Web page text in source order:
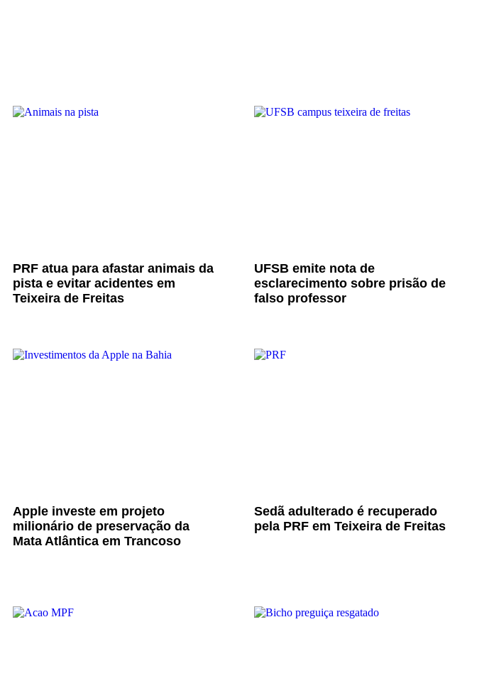
PRF atua para afastar animais da
pista e evitar acidentes em
Teixeira de Freitas
UFSB emite nota de
esclarecimento sobre prisão de
falso professor
Apple investe em projeto
milionário de preservação da
Mata Atlântica em Trancoso
Sedã adulterado é recuperado
pela PRF em Teixeira de Freitas